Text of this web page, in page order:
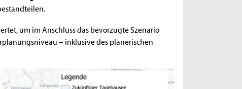
um im Anschluss das bevorzugte Szenario
– inklusive des planerischen